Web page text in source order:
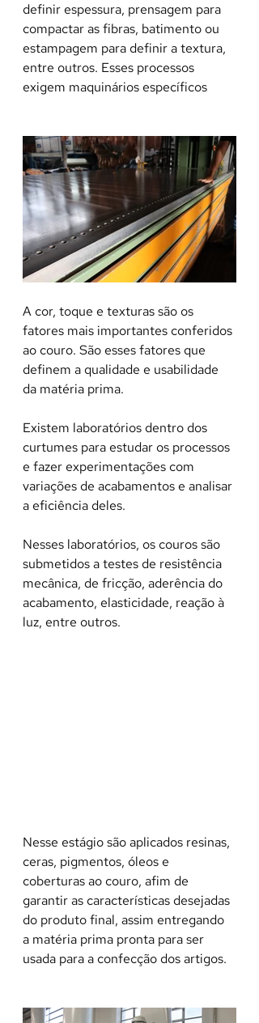
definir espessura, prensagem para
compactar as fibras, batimento ou
estampagem para definir a textura,
entre outros. Esses processos
exigem maquinários específicos
A cor, toque e texturas são os
fatores mais importantes conferidos
ao couro. São esses fatores que
definem a qualidade e usabilidade
da matéria prima.
Existem laboratórios dentro dos
curtumes para estudar os processos
e fazer experimentações com
variações de acabamentos e analisar
a eficiência deles.
Nesses laboratórios, os couros são
submetidos a testes de resistência
mecânica, de fricção, aderência do
acabamento, elasticidade, reação à
luz, entre outros.
Nesse estágio são aplicados resinas,
ceras, pigmentos, óleos e
coberturas ao couro, afim de
garantir as características desejadas
do produto final, assim entregando
a matéria prima pronta para ser
usada para a confecção dos artigos.